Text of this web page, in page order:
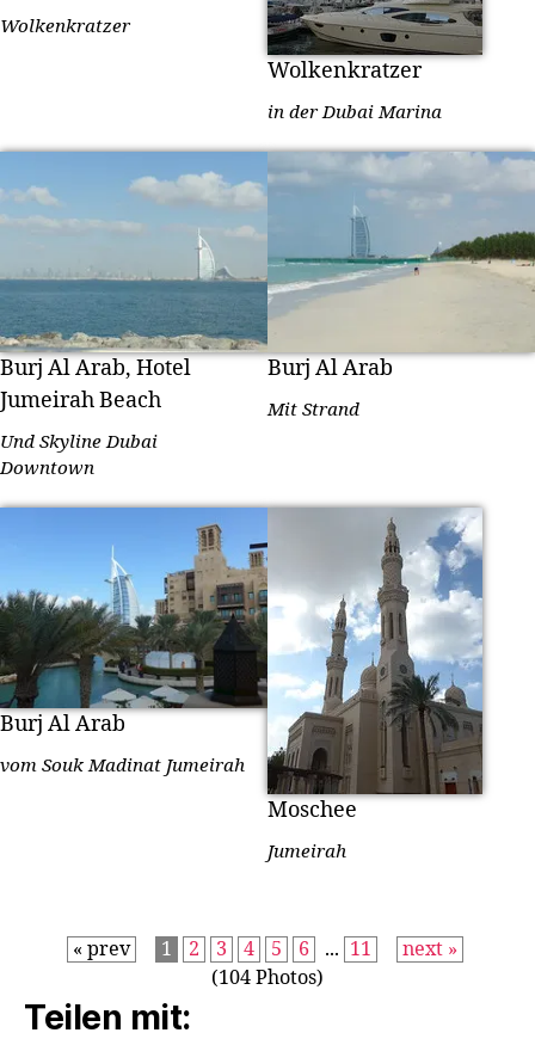
Wolkenkratzer
Wolkenkratzer
in der Dubai Marina
Burj Al Arab, Hotel
Jumeirah Beach
Und Skyline Dubai
Downtown
Burj Al Arab
Mit Strand
Burj Al Arab
vom Souk Madinat Jumeirah
Moschee
Jumeirah
« prev 1 2 3 4 5 6 ... 11
next »
(104 Photos)
Teilen mit: